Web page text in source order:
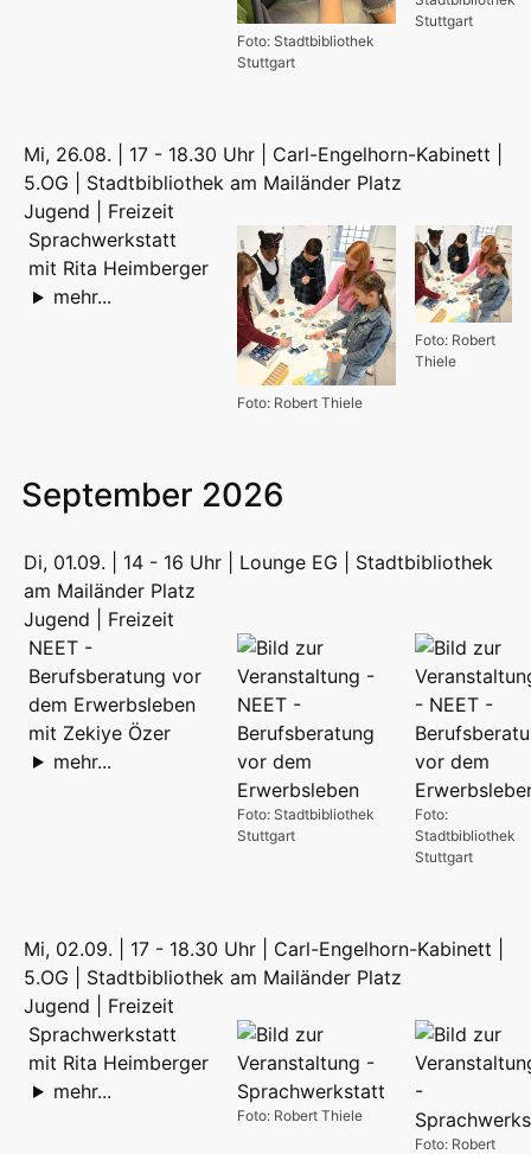
Stuttgart
Foto: Stadtbibliothek
Stuttgart
Mi, 26.08. | 17 - 18.30 Uhr | Carl-Engelhorn-Kabinett |
5.OG | Stadtbibliothek am Mailänder Platz
Jugend | Freizeit
Foto: Robert
Thiele
Foto: Robert Thiele
Sprachwerkstatt
mit Rita Heimberger
mehr...
September 2026
Di, 01.09. | 14 - 16 Uhr | Lounge EG | Stadtbibliothek
am Mailänder Platz
Jugend | Freizeit
Foto:
Stadtbibliothek
Stuttgart
Foto: Stadtbibliothek
Stuttgart
NEET -
Berufsberatung vor
dem Erwerbsleben
mit Zekiye Özer
mehr...
Mi, 02.09. | 17 - 18.30 Uhr | Carl-Engelhorn-Kabinett |
5.OG | Stadtbibliothek am Mailänder Platz
Jugend | Freizeit
Foto: Robert
Foto: Robert Thiele
Sprachwerkstatt
mit Rita Heimberger
mehr...